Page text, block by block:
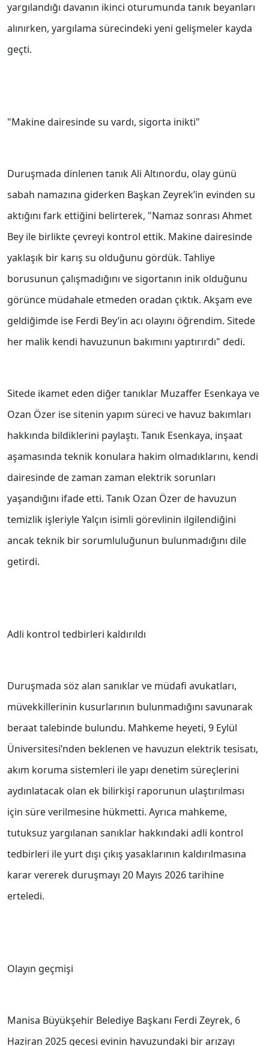
yargılandığı davanın ikinci oturumunda tanık beyanları
alınırken, yargılama sürecindeki yeni gelişmeler kayda
geçti.
"Makine dairesinde su vardı, sigorta inikti"
Duruşmada dinlenen tanık Ali Altınordu, olay günü
sabah namazına giderken Başkan Zeyrek’in evinden su
aktığını fark ettiğini belirterek, "Namaz sonrası Ahmet
Bey ile birlikte çevreyi kontrol ettik. Makine dairesinde
yaklaşık bir karış su olduğunu gördük. Tahliye
borusunun çalışmadığını ve sigortanın inik olduğunu
görünce müdahale etmeden oradan çıktık. Akşam eve
geldiğimde ise Ferdi Bey’in acı olayını öğrendim. Sitede
her malik kendi havuzunun bakımını yaptırırdı" dedi.
Sitede ikamet eden diğer tanıklar Muzaffer Esenkaya ve
Ozan Özer ise sitenin yapım süreci ve havuz bakımları
hakkında bildiklerini paylaştı. Tanık Esenkaya, inşaat
aşamasında teknik konulara hakim olmadıklarını, kendi
dairesinde de zaman zaman elektrik sorunları
yaşandığını ifade etti. Tanık Ozan Özer de havuzun
temizlik işleriyle Yalçın isimli görevlinin ilgilendiğini
ancak teknik bir sorumluluğunun bulunmadığını dile
getirdi.
Adli kontrol tedbirleri kaldırıldı
Duruşmada söz alan sanıklar ve müdafi avukatları,
müvekkillerinin kusurlarının bulunmadığını savunarak
beraat talebinde bulundu. Mahkeme heyeti, 9 Eylül
Üniversitesi’nden beklenen ve havuzun elektrik tesisatı,
akım koruma sistemleri ile yapı denetim süreçlerini
aydınlatacak olan ek bilirkişi raporunun ulaştırılması
için süre verilmesine hükmetti. Ayrıca mahkeme,
tutuksuz yargılanan sanıklar hakkındaki adli kontrol
tedbirleri ile yurt dışı çıkış yasaklarının kaldırılmasına
karar vererek duruşmayı 20 Mayıs 2026 tarihine
erteledi.
Olayın geçmişi
Manisa Büyükşehir Belediye Başkanı Ferdi Zeyrek, 6
Haziran 2025 gecesi evinin havuzundaki bir arızayı